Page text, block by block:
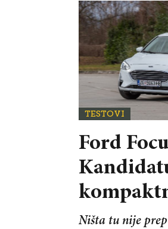
TESTOVI
Ford
Ništa tu nije